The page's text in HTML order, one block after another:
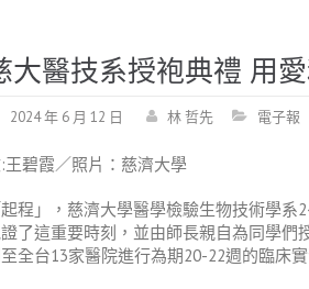
大醫技系授袍典禮 用
2024 年 6 月 12 日 林 哲先 電子報
:王碧霞／照片：慈濟大學
起程」，慈濟大學醫學檢驗生物技術學系
了這重要時刻，並由師長親自為同學們
全台13家醫院進行為期20-22週的臨床